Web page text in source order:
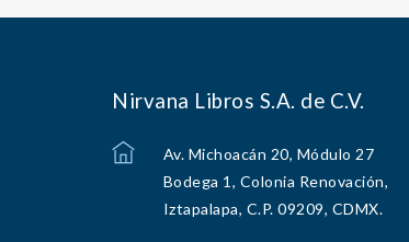
Nirvana Libros S.A. de C.V.
Av. Michoacán 20, Módulo 27
Bodega 1, Colonia Renovación,
Iztapalapa, C.P. 09209, CDMX.